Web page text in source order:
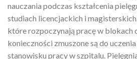
nauczania podczas kształcenia
studiach licencjackich i
które rozpoczynają pracę w blokach
konieczności zmuszone są do
stanowisku pracy w szpitalu.